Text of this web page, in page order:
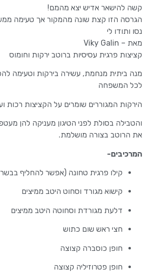
קשה להישאר אדיש יצא מהמם!
הגרסה הזו קצת שונה מהמקור אך טעימה
נסו ותודו לי
מאת – Viky Galin
קציצות פרגית עסיסיות ברוטב ירקות וחומוס
מנה ביתית מנחמת, עשירה בירקות וטעימה
לכל המשפחה
הירקות המגוררים שומרים על הקציצות רכות
והטבילה בסולת לפני הטיגון מעניקה להן
את הרוטב בצורה מושלמת.
המרכיבים-
קילו פרגית טחונה (אפשר להחליף
קישוא מגורד וסחוט היטב ממיצים
דלעת מגורדת וסחוטה היטב ממיצים
חצי ראש שום כתוש
חופן כוסברה קצוצה
חופן פטרוזיליה קצוצה